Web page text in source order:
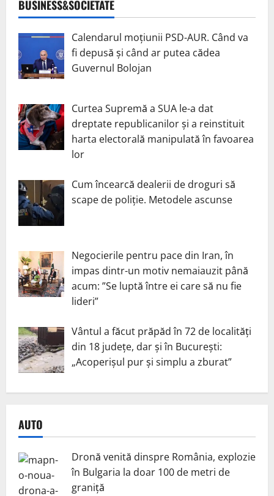
BUSINESS&SOCIETATE
Calendarul moțiunii PSD-AUR. Când va
fi depusă și când ar putea cădea
Guvernul Bolojan
Curtea Supremă a SUA le-a dat
dreptate republicanilor și a reinstituit
harta electorală manipulată în favoarea
lor
Cum încearcă dealerii de droguri să
scape de poliție. Metodele ascunse
Negocierile pentru pace din Iran, în
impas dintr-un motiv nemaiauzit până
acum: ”Se luptă între ei care să nu fie
lideri”
Vântul a făcut prăpăd în 72 de localități
din 18 județe, dar și în București:
„Acoperișul pur și simplu a zburat”
AUTO
Dronă venită dinspre România, explozie
în Bulgaria la doar 100 de metri de
graniță